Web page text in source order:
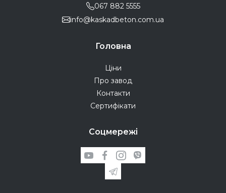
067 882 5555
info@kaskadbeton.com.ua
Головна
Ціни
Про завод
Контакти
Сертифікати
Соцмережі